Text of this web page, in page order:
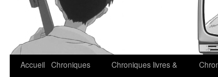
Accueil Chroniques
Chroniques livres &